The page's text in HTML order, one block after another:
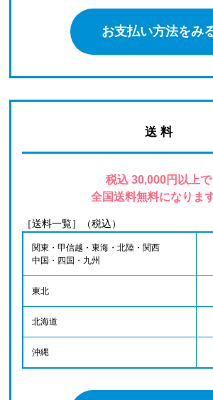
お支払い方法をみ
送 料
税込 30,000円以上で
全国送料無料になります
［送料一覧］（税込）
関東・甲信越・東海・北陸・関西
中国・四国・九州
東北
北海道
沖縄